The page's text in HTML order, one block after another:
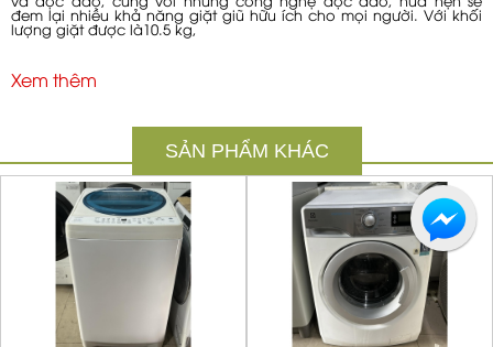
và độc đáo, cùng với những công nghệ độc đáo, hứa hẹn sẽ
đem lại nhiều khả năng giặt giũ hữu ích cho mọi người. Với khối
lượng giặt được là10.5 kg,
người trở lên.
Xem thêm
SẢN PHẨM KHÁC